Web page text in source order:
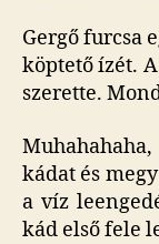
Gergő furcsa
köptető ízét.
szerette.
kádat és
a víz
kád első fele